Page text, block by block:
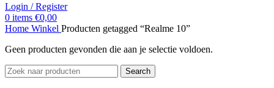
Login / Register
0 items €0,00
Home Winkel Producten getagged “Realme 10”
Geen producten gevonden die aan je selectie voldoen.
Search